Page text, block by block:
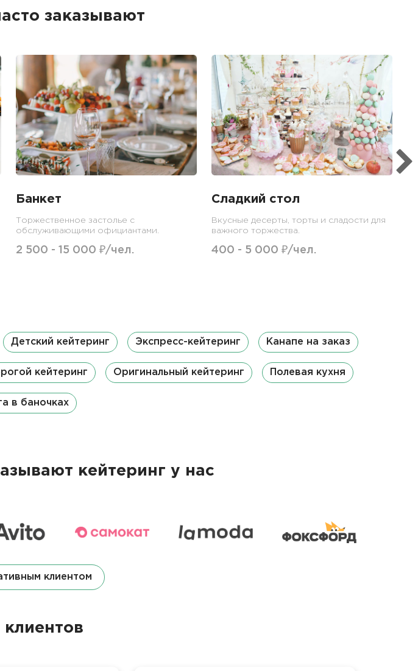
заказывают
Банкет
Торжественное застолье с
обслуживающими официантами.
2 500 - 15 000 ₽/чел.
Сладкий стол
Вкусные десерты, торты и сладости для
важного торжества.
400 - 5 000 ₽/чел.
Детский кейтеринг Экспресс-кейтеринг Канапе на заказ
кейтеринг Оригинальный кейтеринг Полевая кухня
в баночках
кейтеринг у нас
клиентом